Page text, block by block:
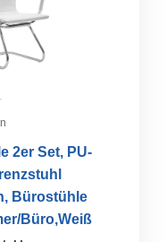
2er Set, PU-
Bürostühle
Büro,Weiß